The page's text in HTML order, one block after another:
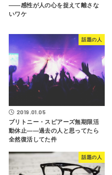
――感性が人の心を捉えて離さな
いワケ
話題の人
2019.01.05
ブリトニー・スピアーズ無期限活
動休止――過去の人と思ってたら
全然復活してた件
話題の人